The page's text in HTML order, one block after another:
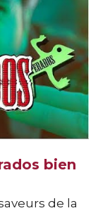
bien
de la